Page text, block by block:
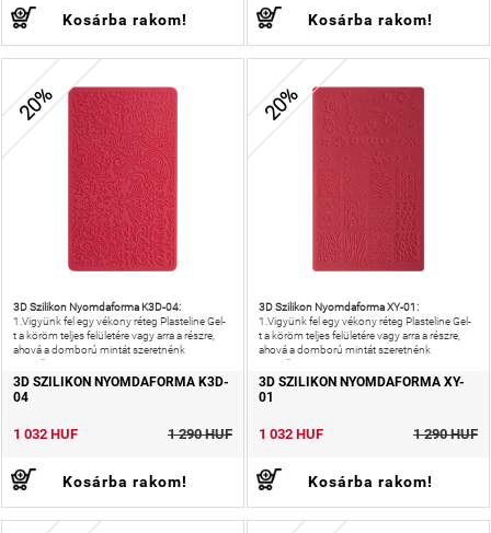
Kosárba rakom! Kosárba rakom!
20%
3D Szilikon Nyomdaforma K3D-04:
1.Vigyünk fel egy vékony réteg Plasteline Gel-
t a köröm teljes felületére vagy arra a részre,
ahová a domború mintát szeretnénk
megalkotni.2.
3D SZILIKON NYOMDAFORMA K3D-
04
1 032 HUF 1 290 HUF
Kosárba rakom!
20%
3D Szilikon Nyomdaforma XY-01:
1.Vigyünk fel egy vékony réteg Plasteline Gel-
t a köröm teljes felületére vagy arra a részre,
ahová a domború mintát szeretnénk
megalkotni.2.
3D SZILIKON NYOMDAFORMA XY-
01
1 032 HUF 1 290 HUF
Kosárba rakom!